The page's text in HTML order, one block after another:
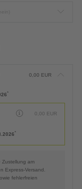
0,00 EUR
*
0,00 EUR
*
Zustellung am
Express-Versand.
fehlerfreien